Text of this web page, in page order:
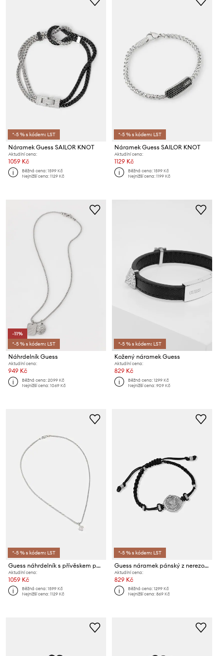
*-5 % s kódem: LST
Náramek Guess SAILOR KNOT
Aktuální cena:
1059 Kč
Běžná cena:1599 Kč
Nejnižší cena:1129 Kč
*-5 % s kódem: LST
Náramek Guess SAILOR KNOT
Aktuální cena:
1129 Kč
Běžná cena:1599 Kč
Nejnižší cena:1199 Kč
-11%
*-5 % s kódem: LST
Náhrdelník Guess
Aktuální cena:
949 Kč
Běžná cena:2099 Kč
Nejnižší cena:1069 Kč
*-5 % s kódem: LST
Kožený náramek Guess
Aktuální cena:
829 Kč
Běžná cena:1299 Kč
Nejnižší cena:909 Kč
*-5 % s kódem: LST
Guess náhrdelník s přívěskem pánský nerezový 4G FRONTIERS
Aktuální cena:
1059 Kč
Běžná cena:1599 Kč
Nejnižší cena:1129 Kč
*-5 % s kódem: LST
Guess náramek pánský z nerezové oceli LION LEGACY
Aktuální cena:
829 Kč
Běžná cena:1299 Kč
Nejnižší cena:869 Kč